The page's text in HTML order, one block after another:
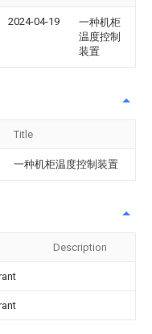
2024-04-19
一种机柜
温度控制
装置
Title
一种机柜温度控制装置
Description